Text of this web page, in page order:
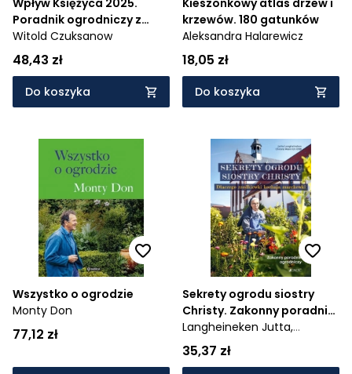
Wpływ Księżyca 2025.
Poradnik ogrodniczy z
kalendarzem na cały rok
Witold Czuksanow
48,43 zł
Do koszyka
Kieszonkowy atlas drzew i
krzewów. 180 gatunków
Aleksandra Halarewicz
18,05 zł
Do koszyka
Wszystko o ogrodzie
Monty Don
77,12 zł
Sekrety ogrodu siostry
Christy. Zakonny poradnik
ogrodniczy. Dlaczego
rzodkiewki kochają
marchewki
Langheineken Jutta,
Weinrich Christa
35,37 zł